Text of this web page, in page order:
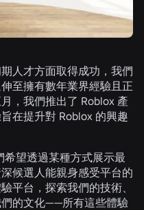
人才方面取得成功，我們
至擁有數年業界經驗且正
，我們推出了 Roblox 產
在提升對 Roblox 的興趣
希望透過某種方式展示最
候選人能親身感受平台的
平台，探索我們的技術、
的文化——所有這些體驗